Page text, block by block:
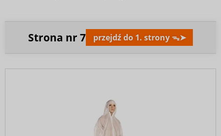
Strona nr 7 przejdź do 1. strony ᯓ➤